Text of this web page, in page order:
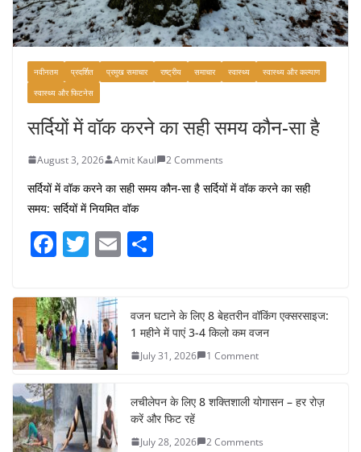
नवीनतम प्रदर्शित प्रमुख समाचार राष्ट्रीय समाचार स्वास्थ्य
स्वास्थ्य और कल्याण
स्वास्थ्य और फिटनेस
सर्दियों में वॉक करने का सही समय कौन-सा है
August 3, 2026 Amit Kaul 2 Comments
सर्दियों में वॉक करने का सही समय कौन-सा है सर्दियों में वॉक करने का सही
समय: सर्दियों में नियमित वॉक
F
c
e
b
o
o
k
T
itt
er
E
e
वजन घटाने के लिए 8 बेहतरीन वॉकिंग एक्सरसाइज:
1 महीने में पाएं 3-4 किलो कम वजन
July 31, 2026 1 Comment
लचीलेपन के लिए 8 शक्तिशाली योगासन – हर रोज़
करें और फिट रहें
July 28, 2026 2 Comments